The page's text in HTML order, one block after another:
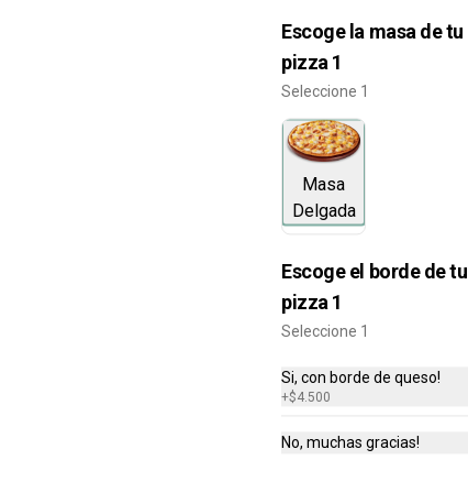
2 PIZZAS GRANDES +
BEBIDA 1.5L + AREQUIPE
Escoge la masa de tu
pizza 1
Seleccione 1
Masa
Delgada
Escoge el borde de tu
pizza 1
Seleccione 1
Si, con borde de queso!
+$4.500
No, muchas gracias!